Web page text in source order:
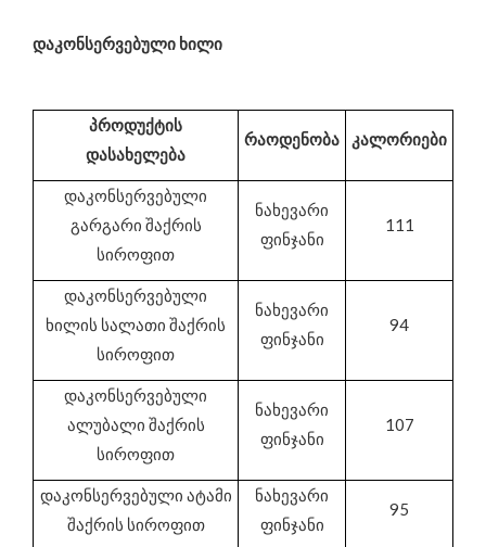
დაკონსერვებული ხილი
პროდუქტის
დასახელება
რაოდენობა კალორიები
დაკონსერვებული
გარგარი შაქრის
სიროფით
ნახევარი
ფინჯანი
111
დაკონსერვებული
ხილის სალათი შაქრის
სიროფით
ნახევარი
ფინჯანი
94
დაკონსერვებული
ალუბალი შაქრის
სიროფით
ნახევარი
ფინჯანი
107
დაკონსერვებული ატამი
შაქრის სიროფით
ნახევარი
ფინჯანი
95